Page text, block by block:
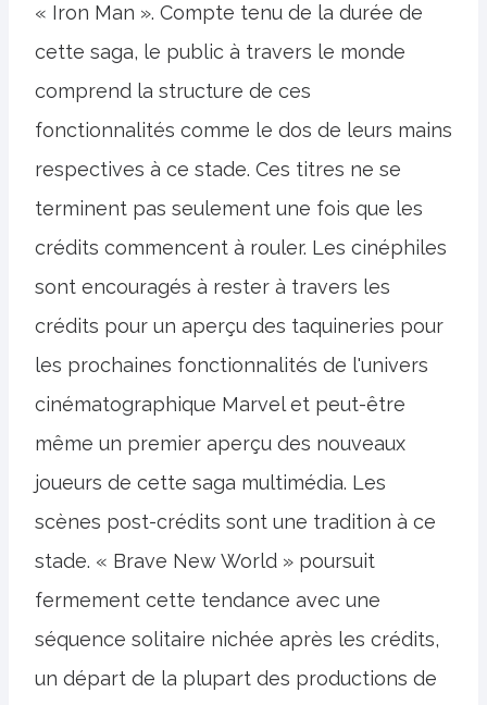
« Iron Man ». Compte tenu de la durée de
cette saga, le public à travers le monde
comprend la structure de ces
fonctionnalités comme le dos de leurs mains
respectives à ce stade. Ces titres ne se
terminent pas seulement une fois que les
crédits commencent à rouler. Les cinéphiles
sont encouragés à rester à travers les
crédits pour un aperçu des taquineries pour
les prochaines fonctionnalités de l'univers
cinématographique Marvel et peut-être
même un premier aperçu des nouveaux
joueurs de cette saga multimédia. Les
scènes post-crédits sont une tradition à ce
stade. « Brave New World » poursuit
fermement cette tendance avec une
séquence solitaire nichée après les crédits,
un départ de la plupart des productions de